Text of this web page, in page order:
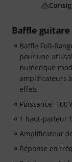
Baffle guitare
Baffle Full-
pour une
numérique
amplificateurs
effets
Puissance: 100
1 haut-parleur
Amplificateur
Réponse en